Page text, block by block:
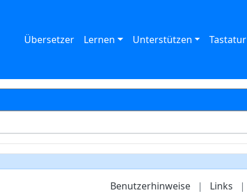
Übersetzer Lernen Unterstützen Tastatur
Benutzerhinweise | Links |